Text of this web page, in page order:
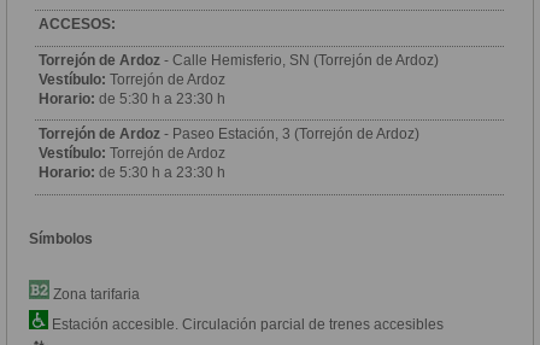
ACCESOS:
Torrejón de Ardoz - Calle Hemisferio, SN (Torrejón de Ardoz)
Vestíbulo: Torrejón de Ardoz
Horario: de 5:30 h a 23:30 h
Torrejón de Ardoz - Paseo Estación, 3 (Torrejón de Ardoz)
Vestíbulo: Torrejón de Ardoz
Horario: de 5:30 h a 23:30 h
Símbolos
Zona tarifaria
Estación accesible. Circulación parcial de trenes accesibles